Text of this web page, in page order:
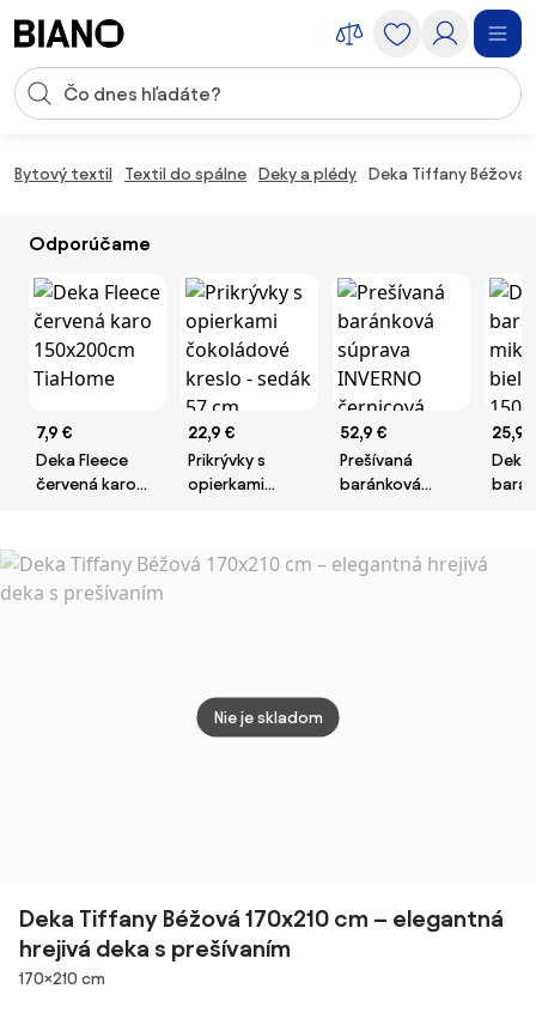
Vstup pre vyhľadávanie
Bytový textil Textil do spálne Deky a plédy Deka Tiffany Béžová
Odporúčame
7,9 €
Deka Fleece
červená karo
22,9 €
Prikrývky s
opierkami
57 cm
52,9 €
Prešívaná
baránková
černicová
25,9
Deka
Nie je skladom
Deka Tiffany Béžová 170x210 cm – elegantná
hrejivá deka s prešívaním
Rozmery
170×210 cm